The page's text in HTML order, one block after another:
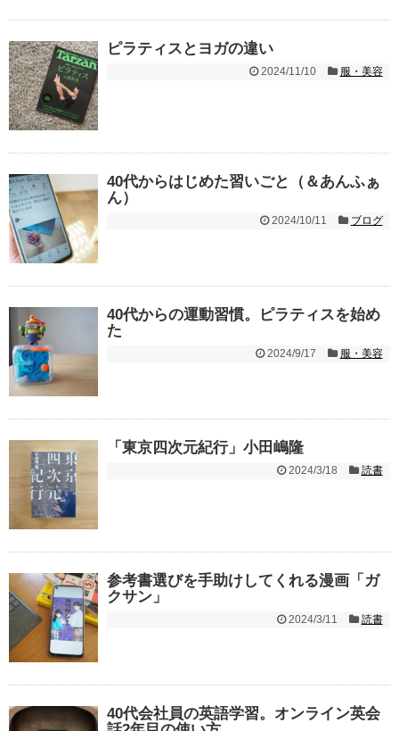
ピラティスとヨガの違い
2024/11/10 服・美容
40代からはじめた習いごと（＆あんふぁ
ん）
2024/10/11 ブログ
40代からの運動習慣。ピラティスを始め
た
2024/9/17 服・美容
「東京四次元紀行」小田嶋隆
2024/3/18 読書
参考書選びを手助けしてくれる漫画「ガ
クサン」
2024/3/11 読書
40代会社員の英語学習。オンライン英会